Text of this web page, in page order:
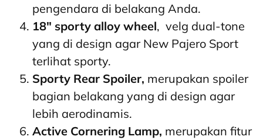
pengendara di belakang Anda.
18" sporty alloy wheel, velg dual-tone
yang di design agar New Pajero Sport
terlihat sporty.
Sporty Rear Spoiler, merupakan spoiler
bagian belakang yang di design agar
lebih aerodinamis.
Active Cornering Lamp, merupakan fitur